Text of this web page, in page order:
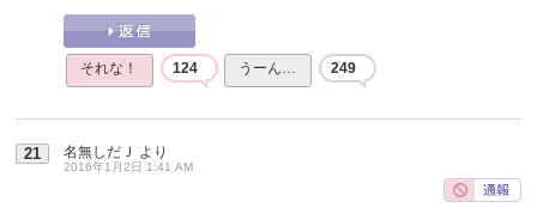
それな！ 124 うーん… 249
21 名無しだＪ より
2016年1月2日 1:41 AM